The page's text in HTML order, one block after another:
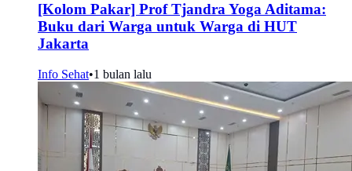
[Kolom Pakar] Prof Tjandra Yoga Aditama:
Buku dari Warga untuk Warga di HUT
Jakarta
Info Sehat•1 bulan lalu